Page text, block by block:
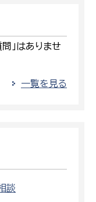
」はありませ
一覧を見る
談